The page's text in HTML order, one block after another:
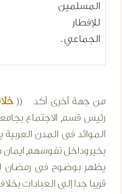
المسلمين
للإفطار
الجماعي .
من جهة أخرى أكد ((
رئيس قسم الاجتماع
الموائد فى المدن
بخير وداخل نفوسهم ايمان
يظهر بوضوح فى رمضان
قريبا جدا إلى العبادات